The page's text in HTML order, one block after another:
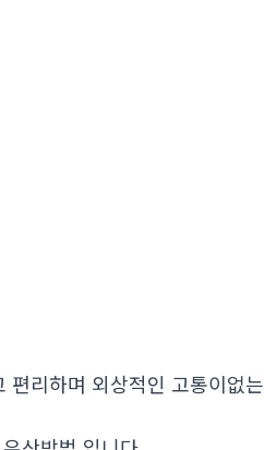
리하며 외상적인 고통이없는